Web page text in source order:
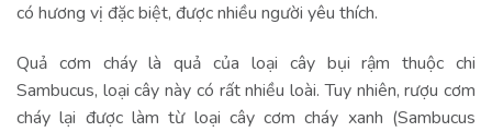
có hương vị đặc biệt, được nhiều người yêu thích.
Quả cơm cháy là quả của loại cây bụi rậm thuộc chi
Sambucus, loại cây này có rất nhiều loài. Tuy nhiên, rượu cơm
cháy lại được làm từ loại cây cơm cháy xanh (Sambucus